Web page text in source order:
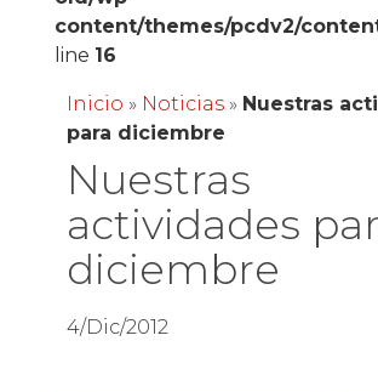
content/themes/pcdv2/
line 16
Inicio » Noticias» Nuestras
para diciembre
Nuestras
actividades
diciembre
4/Dic/2012